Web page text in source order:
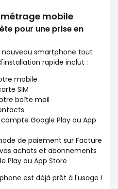
mobile
pour une prise en
nouveau smartphone tout
rapide inclut :
mobile
SIM
boîte mail
Google Play ou App
de paiement sur Facture
achats et abonnements
Play ou App Store
est déjà prêt à l'usage !